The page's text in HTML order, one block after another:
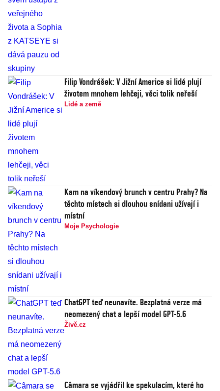
Filip Vondrášek: V Jižní Americe si lidé plují
životem mnohem lehčeji, věci tolik neřeší
Lidé a země
Kam na víkendový brunch v centru Prahy? Na
těchto místech si dlouhou snídani užívají i
místní
Moje Psychologie
ChatGPT teď neunavíte. Bezplatná verze má
neomezený chat a lepší model GPT-5.6
Živě.cz
Câmara se vyjádřil ke spekulacím, které ho